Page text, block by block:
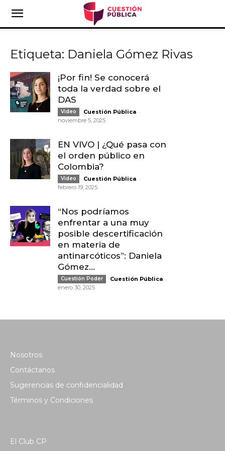
Etiqueta: Daniela Gómez Rivas
¡Por fin! Se conocerá
toda la verdad sobre el
DAS
Video Cuestión Pública -
noviembre 5, 2025
EN VIVO | ¿Qué pasa con
el orden público en
Colombia?
Video Cuestión Pública -
febrero 19, 2025
“Nos podríamos
enfrentar a una muy
posible descertificación
en materia de
antinarcóticos”: Daniela
Gómez...
Cuestión Poder Cuestión Pública -
enero 30, 2025
Nosotros
Contáctanos
Sugerencias de confidencialidad
Términos y Condiciones
El Club CP